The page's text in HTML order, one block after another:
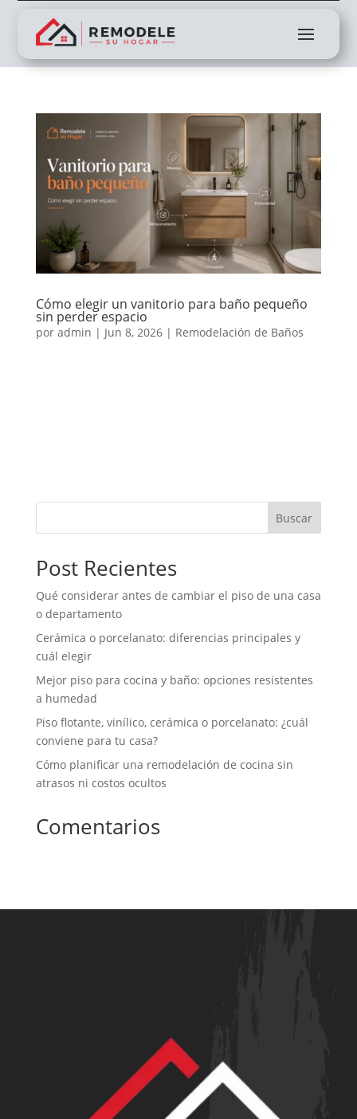
Cómo elegir un vanitorio para baño pequeño
sin perder espacio
por admin | Jun 8, 2026| Remodelación de Baños
Buscar
Post Recientes
Qué considerar antes de cambiar el piso de una casa
o departamento
Cerámica o porcelanato: diferencias principales y
cuál elegir
Mejor piso para cocina y baño: opciones resistentes
a humedad
Piso flotante, vinílico, cerámica o porcelanato: ¿cuál
conviene para tu casa?
Cómo planificar una remodelación de cocina sin
atrasos ni costos ocultos
Comentarios